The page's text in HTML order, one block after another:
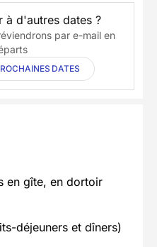
à d'autres dates ?
par e-mail en
DATES
en gîte, en dortoir
déjeuners et dîners)